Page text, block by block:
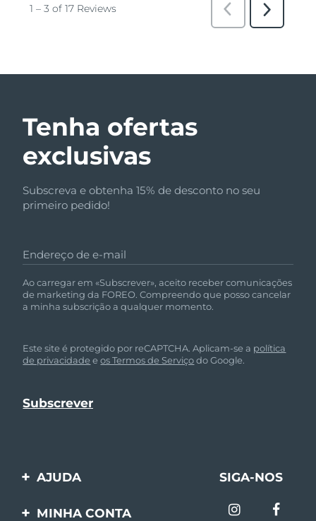
Tenha ofertas
exclusivas
Subscreva e obtenha 15% de desconto no seu
primeiro pedido!
Endereço de e-mail
Ao carregar em «Subscrever», aceito receber comunicações
de marketing da FOREO. Compreendo que posso cancelar
a minha subscrição a qualquer momento.
Este site é protegido por reCAPTCHA. Aplicam-se a política
de privacidade eos Termos de Serviçodo Google.
AJUDA
Entre em contato
SIGA-NOS
MINHA CONTA